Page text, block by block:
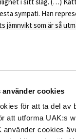
använder cookies
för att ta del av
att utforma UAK:s
använder cookies
i sitt slag. (…)
sympati. Han
jämnvikt som är så
räknar jag katten, dvs
– den friborne
harmoni. Hans gång är
fram i gräset där
och strimmiga
åt kropp och
blidhet. Hans min är
redo till